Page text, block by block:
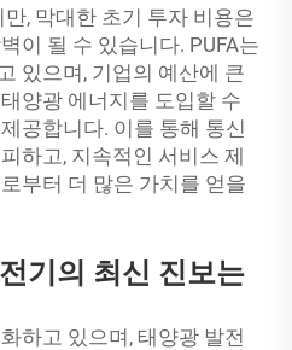
, 막대한 초기 투자 비용은
이 될 수 있습니다. PUFA는
있으며, 기업의 예산에 큰
양광 에너지를 도입할 수
공합니다. 이를 통해 통신
하고, 지속적인 서비스 제
부터 더 많은 가치를 얻을
기의 최신 진보는
하고 있으며, 태양광 발전